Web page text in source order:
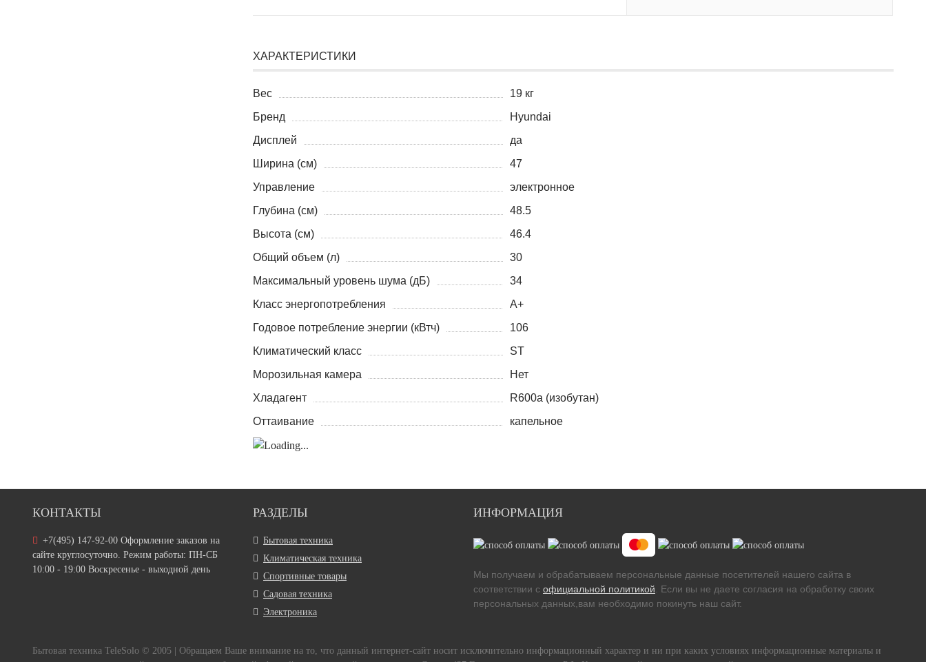
ХАРАКТЕРИСТИКИ
Вес
19 кг
Бренд
Hyundai
Дисплей
да
Ширина (см)
47
Управление
электронное
Глубина (см)
48.5
Высота (см)
46.4
Общий объем (л)
30
Максимальный уровень шума (дБ)
34
Класс энергопотребления
A+
Годовое потребление энергии (кВтч)
106
Климатический класс
ST
Морозильная камера
Нет
Хладагент
R600a (изобутан)
Оттаивание
капельное
КОНТАКТЫ
+7(495) 147-92-00 Оформление заказов на
сайте круглосуточно. Режим работы: ПН-СБ
10:00 - 19:00 Воскресенье - выходной день
РАЗДЕЛЫ
Бытовая техника
Климатическая техника
Спортивные товары
Садовая техника
Электроника
ИНФОРМАЦИЯ
Мы получаем и обрабатываем персональные данные посетителей нашего сайта в
соответствии с официальной политикой. Если вы не даете согласия на обработку своих
персональных данных,вам необходимо покинуть наш сайт.
Бытовая техника TeleSolo © 2005 | Обращаем Ваше внимание на то, что данный интернет-сайт носит исключительно информационный характер и ни при каких условиях информационные материалы и